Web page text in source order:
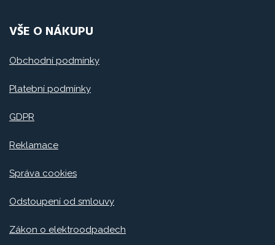
VŠE O NÁKUPU
Obchodní podmínky
Platební podmínky
GDPR
Reklamace
Správa cookies
Odstoupení od smlouvy
Zákon o elektroodpadech